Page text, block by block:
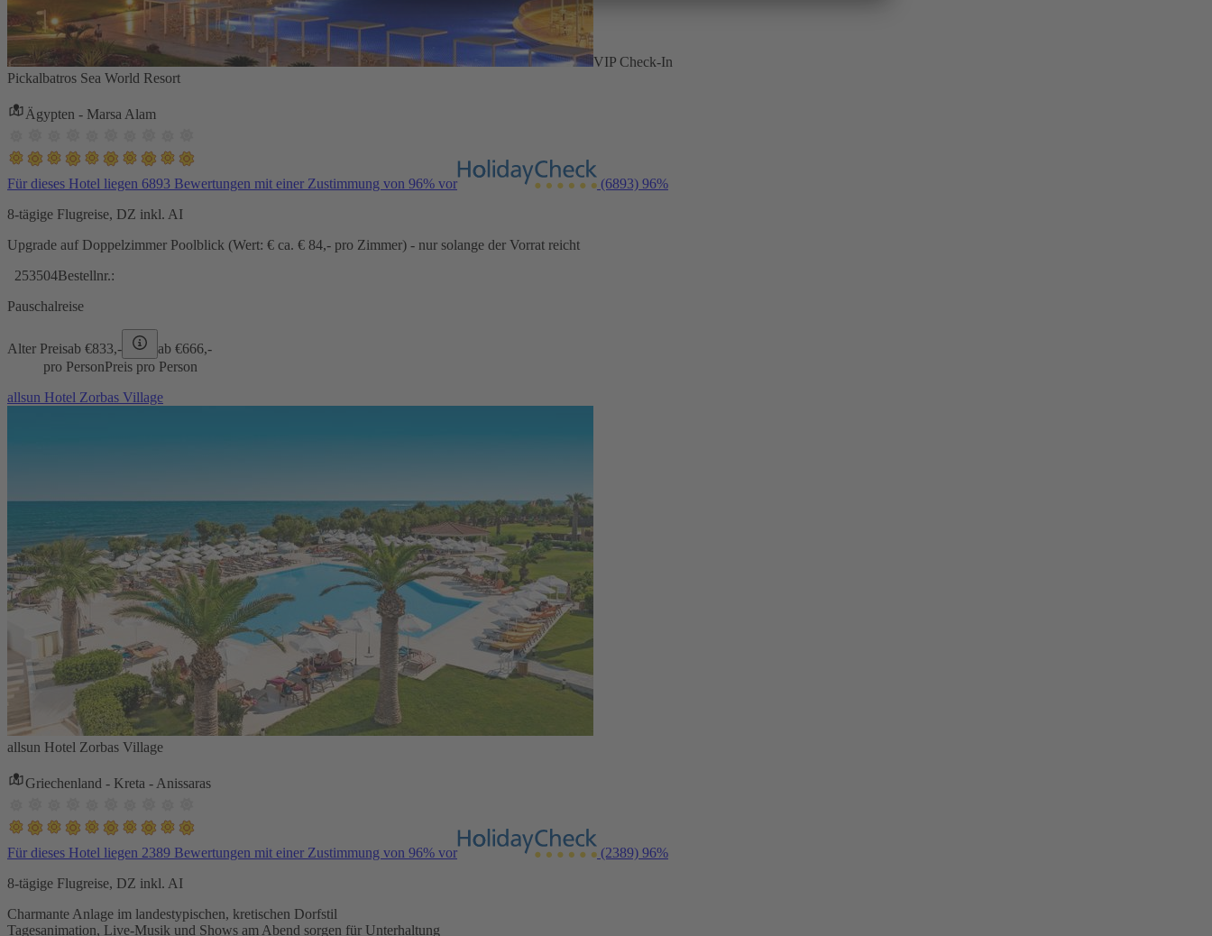
VIP Check-In
Pickalbatros Sea World Resort
Ägypten - Marsa Alam
Für dieses Hotel liegen 6893 Bewertungen mit einer Zustimmung von 96% vor (6893) 96%
8-tägige Flugreise, DZ inkl. AI
Upgrade auf Doppelzimmer Poolblick (Wert: € ca. € 84,- pro Zimmer) - nur solange der Vorrat reicht
253504Bestellnr.:
Pauschalreise
Alter Preisab €833,- ab €666,-
pro PersonPreis pro Person
allsun Hotel Zorbas Village
allsun Hotel Zorbas Village
Griechenland - Kreta - Anissaras
Für dieses Hotel liegen 2389 Bewertungen mit einer Zustimmung von 96% vor (2389) 96%
8-tägige Flugreise, DZ inkl. AI
Charmante Anlage im landestypischen, kretischen Dorfstil
Tagesanimation, Live-Musik und Shows am Abend sorgen für Unterhaltung